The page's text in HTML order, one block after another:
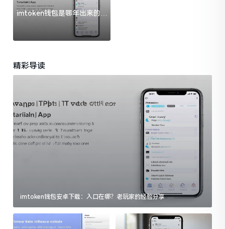
imtoken钱包是哪年出来的？
一文给你说清楚
精彩导读
imtoken钱包安卓下载：入口在哪？老玩家的经验分享